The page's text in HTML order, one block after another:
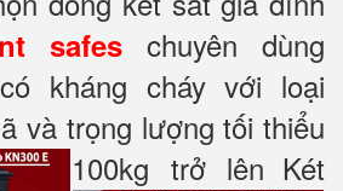
safes chuyên dùng
kháng cháy với loại
và trọng lượng tối thiểu
100kg trở lên Két